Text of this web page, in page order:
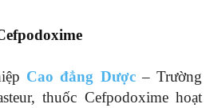
Cao đẳng Dược– Trường
thuốc Cefpodoxime hoạt